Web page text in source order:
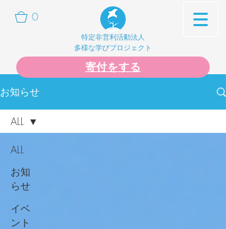
0
特定非営利活動法人
多様な学びプロジェクト
寄付をする
お知らせ
ALL
お知
らせ
イベ
ント
ALL